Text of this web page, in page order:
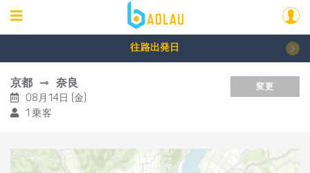
往路出発日
京都 奈良
08月14日 (金)
1 乗客
変更